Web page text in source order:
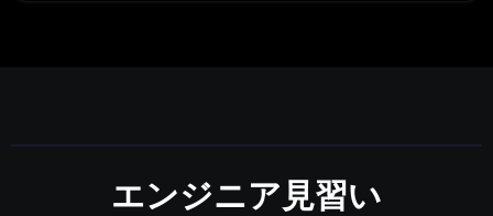
エンジニア見習い